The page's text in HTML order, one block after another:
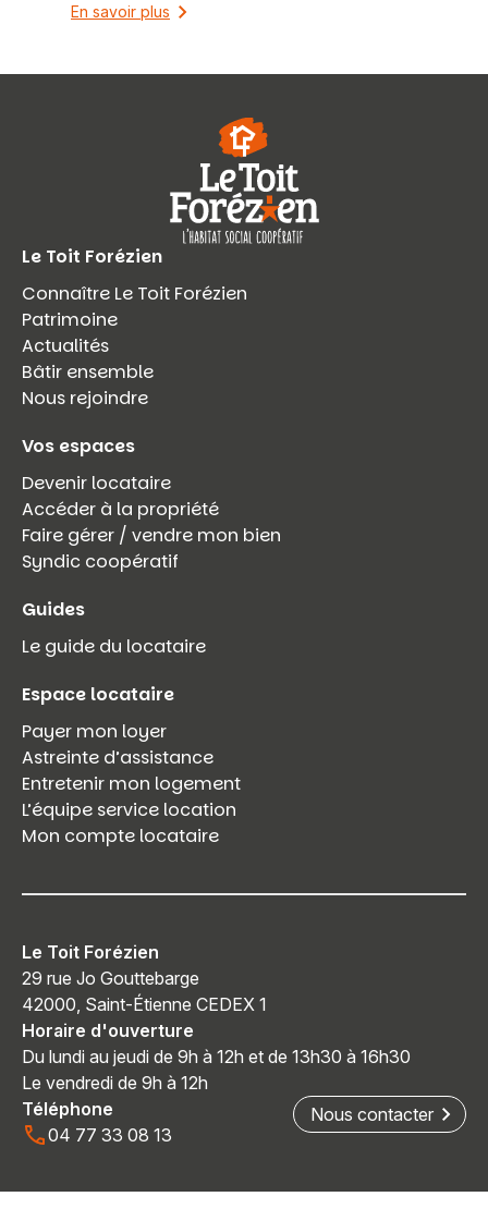
En savoir plus
Le Toit Forézien
Connaître Le Toit Forézien
Patrimoine
Actualités
Bâtir ensemble
Nous rejoindre
Vos espaces
Devenir locataire
Accéder à la propriété
Faire gérer / vendre mon bien
Syndic coopératif
Guides
Le guide du locataire
Espace locataire
Payer mon loyer
Astreinte d’assistance
Entretenir mon logement
L’équipe service location
Mon compte locataire
Le Toit Forézien
29 rue Jo Gouttebarge
42000, Saint-Étienne CEDEX 1
Horaire d'ouverture
Du lundi au jeudi de 9h à 12h et de 13h30 à 16h30
Le vendredi de 9h à 12h
Téléphone
04 77 33 08 13
Nous contacter